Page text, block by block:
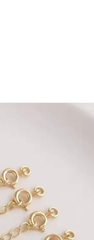
您的購